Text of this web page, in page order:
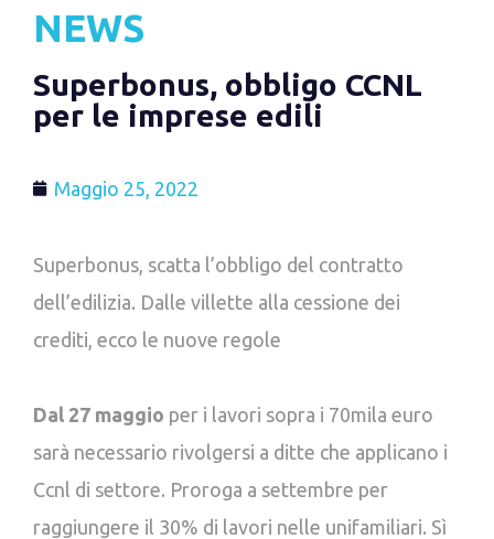
NEWS
Superbonus, obbligo CCNL
per le imprese edili
Maggio 25, 2022
Superbonus, scatta l’obbligo del contratto
dell’edilizia. Dalle villette alla cessione dei
crediti, ecco le nuove regole
Dal 27 maggio per i lavori sopra i 70mila euro
sarà necessario rivolgersi a ditte che applicano i
Ccnl di settore. Proroga a settembre per
raggiungere il 30% di lavori nelle unifamiliari. Sì